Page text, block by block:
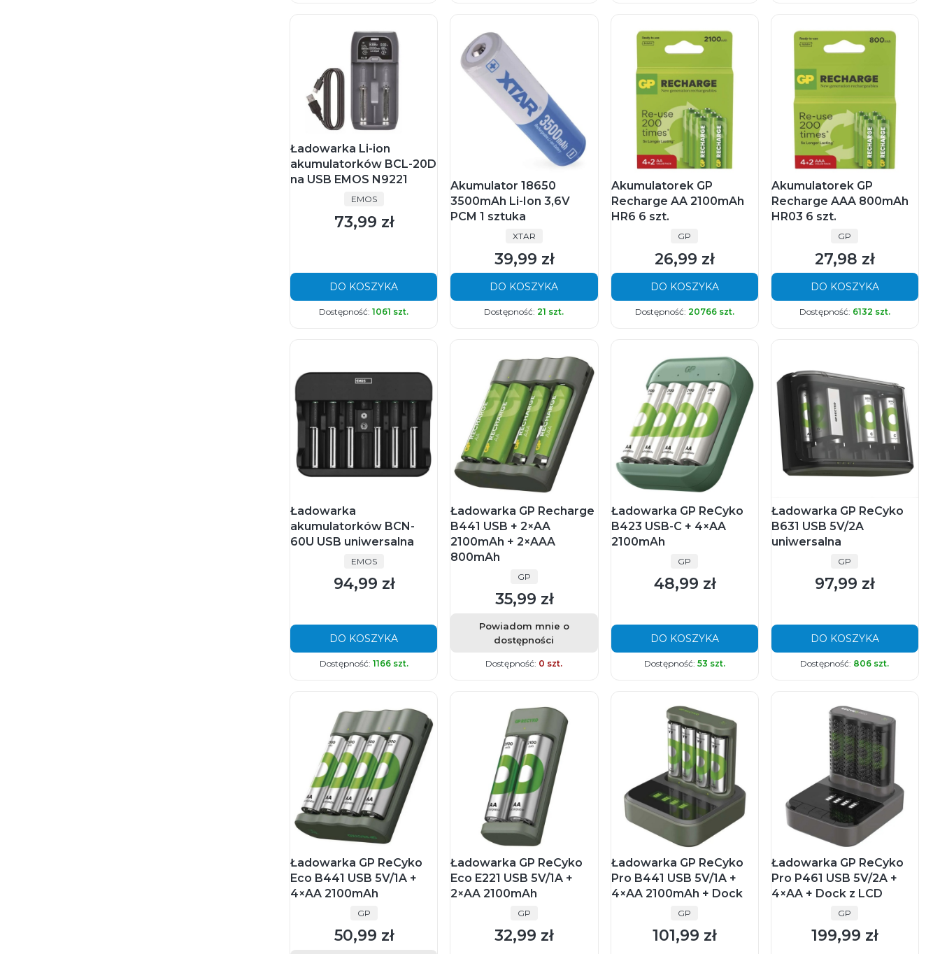
Ładowarka Li-ion
akumulatorków BCL-20D
na USB EMOS N9221
PRODUCENT
EMOS
Cena
73,99 zł
DO KOSZYKA
Dostępność:1061 szt.
Akumulator 18650
3500mAh Li-Ion 3,6V
PCM 1 sztuka
PRODUCENT
XTAR
Cena
39,99 zł
DO KOSZYKA
Dostępność: 21 szt.
Akumulatorek GP
Recharge AA 2100mAh
HR6 6 szt.
PRODUCENT
GP
Cena
26,99 zł
DO KOSZYKA
Dostępność: 20766 szt.
Akumulatorek GP
Recharge AAA 800mAh
HR03 6 szt.
PRODUCENT
GP
Cena
27,98 zł
DO KOSZYKA
Dostępność: 6132 szt.
Ładowarka
akumulatorków BCN-
60U USB uniwersalna
PRODUCENT
EMOS
Cena
94,99 zł
DO KOSZYKA
Dostępność: 1166 szt.
Ładowarka GP Recharge
B441 USB + 2×AA
2100mAh + 2×AAA
800mAh
PRODUCENT
GP
Cena
35,99 zł
Powiadom mnie o
dostępności
Dostępność: 0 szt.
Ładowarka GP ReCyko
B423 USB-C + 4×AA
2100mAh
PRODUCENT
GP
Cena
48,99 zł
DO KOSZYKA
Dostępność: 53 szt.
Ładowarka GP ReCyko
B631 USB 5V/2A
uniwersalna
PRODUCENT
GP
Cena
97,99 zł
DO KOSZYKA
Dostępność: 806 szt.
Ładowarka GP ReCyko
Eco B441 USB 5V/1A +
4×AA 2100mAh
PRODUCENT
GP
Cena
50,99 zł
Ładowarka GP ReCyko
Eco E221 USB 5V/1A +
2×AA 2100mAh
PRODUCENT
GP
Cena
32,99 zł
Ładowarka GP ReCyko
Pro B441 USB 5V/1A +
4×AA 2100mAh + Dock
PRODUCENT
GP
Cena
101,99 zł
Ładowarka GP ReCyko
Pro P461 USB 5V/2A +
4×AA + Dock z LCD
PRODUCENT
GP
Cena
199,99 zł